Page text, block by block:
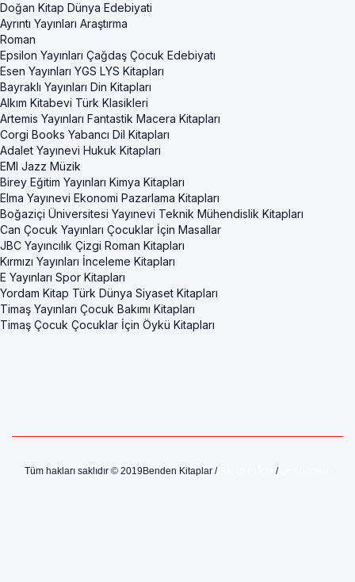
Doğan Kitap Dünya Edebiyati
Ayrıntı Yayınları Araştırma
Roman
Epsilon Yayınları Çağdaş Çocuk Edebiyatı
Esen Yayınları YGS LYS Kitapları
Bayraklı Yayınları Din Kitapları
Alkım Kitabevi Türk Klasikleri
Artemis Yayınları Fantastik Macera Kitapları
Corgi Books Yabancı Dil Kitapları
Adalet Yayınevi Hukuk Kitapları
EMI Jazz Müzik
Birey Eğitim Yayınları Kimya Kitapları
Elma Yayınevi Ekonomi Pazarlama Kitapları
Boğaziçi Üniversitesi Yayınevi Teknik Mühendislik Kitapları
Can Çocuk Yayınları Çocuklar İçin Masallar
JBC Yayıncılık Çizgi Roman Kitapları
Kırmızı Yayınları İnceleme Kitapları
E Yayınları Spor Kitapları
Yordam Kitap Türk Dünya Siyaset Kitapları
Timaş Yayınları Çocuk Bakımı Kitapları
Timaş Çocuk Çocuklar İçin Öykü Kitapları
Tüm hakları saklıdır © 2019Benden Kitaplar / /